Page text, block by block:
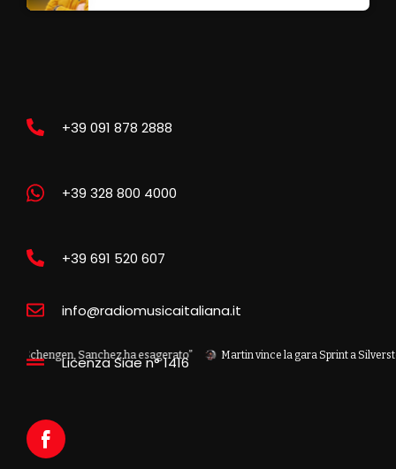
Sanchez ha esagerato” Martin vince la gara Sprint a Silverstone,
+39 091 878 2888
+39 328 800 4000
+39 691 520 607
info@radiomusicaitaliana.it
Licenza Siae n° 1416